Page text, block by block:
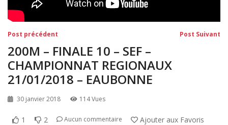
Eaubonne 2019
Navigation
de
l’article
Post précédent Post Suivant
200M – FINALE 10 – SEF –
CHAMPIONNAT REGIONAUX
21/01/2018 – EAUBONNE
30 janvier 2018 114 Vues
1 2 Aucun commentaire Ajouter aux Favoris